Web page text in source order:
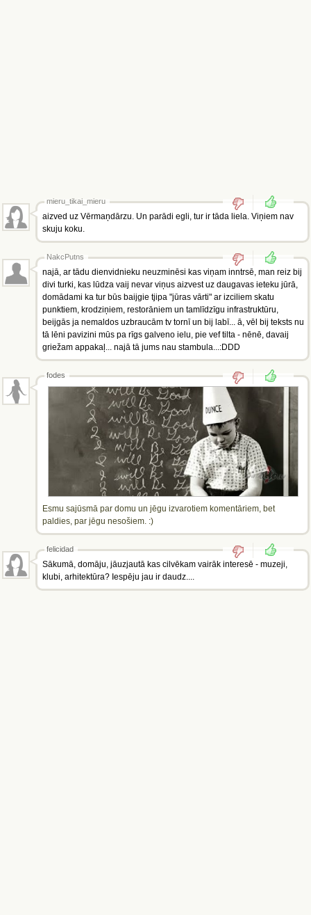
mieru_tikai_mieru
aizved uz Vērmaņdārzu. Un parādi egli, tur ir tāda liela. Viņiem nav
skuju koku.
NakcPutns
najā, ar tādu dienvidnieku neuzminēsi kas viņam inntrsē, man reiz bij
divi turki, kas lūdza vaij nevar viņus aizvest uz daugavas ieteku jūrā,
domādami ka tur būs baijgie tjipa "jūras vārti" ar izciliem skatu
punktiem, krodziņiem, restorāniem un tamlīdzīgu infrastruktūru,
beijgās ja nemaldos uzbraucām tv tornī un bij labī... ā, vēl bij teksts nu
tā lēni pavizini mūs pa rīgs galveno ielu, pie vef tilta - nēnē, davaij
griežam appakaļ... najā tā jums nau stambula...:DDD
fodes
Esmu sajūsmā par domu un jēgu izvarotiem komentāriem, bet
paldies, par jēgu nesošiem. :)
felicidad
Sākumā, domāju, jāuzjautā kas cilvēkam vairāk interesē - muzeji,
klubi, arhitektūra? Iespēju jau ir daudz....